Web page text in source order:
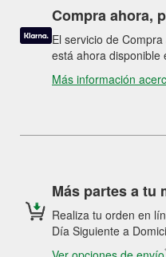
Compra ahora,
El servicio de
está ahora disponible
Más información
Más partes a tu
Realiza tu orden en
Día Siguiente a